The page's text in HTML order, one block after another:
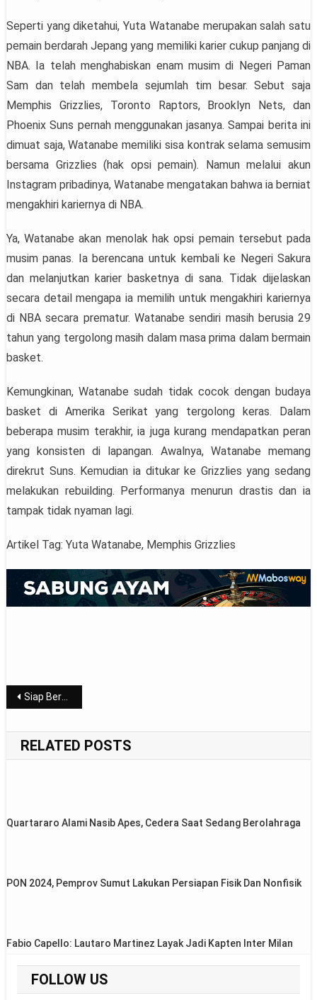
Seperti yang diketahui, Yuta Watanabe merupakan salah satu
pemain berdarah Jepang yang memiliki karier cukup panjang di
NBA. Ia telah menghabiskan enam musim di Negeri Paman
Sam dan telah membela sejumlah tim besar. Sebut saja
Memphis Grizzlies, Toronto Raptors, Brooklyn Nets, dan
Phoenix Suns pernah menggunakan jasanya. Sampai berita ini
dimuat saja, Watanabe memiliki sisa kontrak selama semusim
bersama Grizzlies (hak opsi pemain). Namun melalui akun
Instagram pribadinya, Watanabe mengatakan bahwa ia berniat
mengakhiri kariernya di NBA.
Ya, Watanabe akan menolak hak opsi pemain tersebut pada
musim panas. Ia berencana untuk kembali ke Negeri Sakura
dan melanjutkan karier basketnya di sana. Tidak dijelaskan
secara detail mengapa ia memilih untuk mengakhiri kariernya
di NBA secara prematur. Watanabe sendiri masih berusia 29
tahun yang tergolong masih dalam masa prima dalam bermain
basket.
Kemungkinan, Watanabe sudah tidak cocok dengan budaya
basket di Amerika Serikat yang tergolong keras. Dalam
beberapa musim terakhir, ia juga kurang mendapatkan peran
yang konsisten di lapangan. Awalnya, Watanabe memang
direkrut Suns. Kemudian ia ditukar ke Grizzlies yang sedang
melakukan rebuilding. Performanya menurun drastis dan ia
tampak tidak nyaman lagi.
Artikel Tag: Yuta Watanabe, Memphis Grizzlies
Post
navigation
Siap Bersaing, Jakarta Livin Mandiri Umumkan Daftar Pemain Tim Putri di Proliga 2024
RELATED POSTS
Quartararo Alami Nasib Apes, Cedera Saat Sedang Berolahraga
PON 2024, Pemprov Sumut Lakukan Persiapan Fisik Dan Nonfisik
Fabio Capello: Lautaro Martinez Layak Jadi Kapten Inter Milan
FOLLOW US